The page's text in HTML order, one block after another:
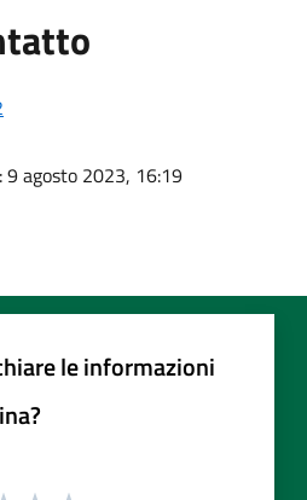
: 9 agosto 2023, 16:19
le informazioni